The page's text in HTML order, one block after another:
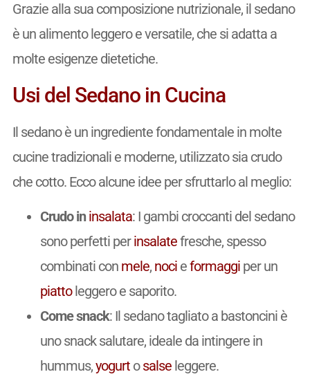
Grazie alla sua composizione nutrizionale, il sedano
è un alimento leggero e versatile, che si adatta a
molte esigenze dietetiche.
Usi del Sedano in Cucina
Il sedano è un ingrediente fondamentale in molte
cucine tradizionali e moderne, utilizzato sia crudo
che cotto. Ecco alcune idee per sfruttarlo al meglio:
Crudo ininsalata: I gambi croccanti del sedano
sono perfetti perinsalatefresche, spesso
combinati con mele, nocieformaggiper un
piattoleggero e saporito.
Come snack: Il sedano tagliato a bastoncini è
uno snack salutare, ideale da intingere in
hummus,yogurtosalseleggere.